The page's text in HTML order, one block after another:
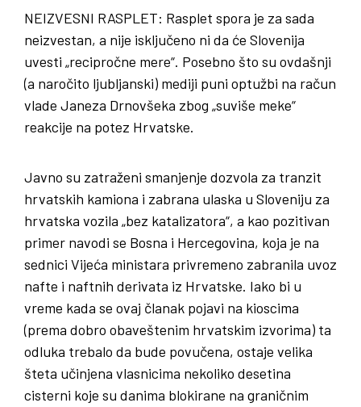
NEIZVESNI RASPLET: Rasplet spora je za sada
neizvestan, a nije isključeno ni da će Slovenija
uvesti „recipročne mere“. Posebno što su ovdašnji
(a naročito ljubljanski) mediji puni optužbi na račun
vlade Janeza Drnovšeka zbog „suviše meke“
reakcije na potez Hrvatske.
Javno su zatraženi smanjenje dozvola za tranzit
hrvatskih kamiona i zabrana ulaska u Sloveniju za
hrvatska vozila „bez katalizatora“, a kao pozitivan
primer navodi se Bosna i Hercegovina, koja je na
sednici Vijeća ministara privremeno zabranila uvoz
nafte i naftnih derivata iz Hrvatske. Iako bi u
vreme kada se ovaj članak pojavi na kioscima
(prema dobro obaveštenim hrvatskim izvorima) ta
odluka trebalo da bude povučena, ostaje velika
šteta učinjena vlasnicima nekoliko desetina
cisterni koje su danima blokirane na graničnim